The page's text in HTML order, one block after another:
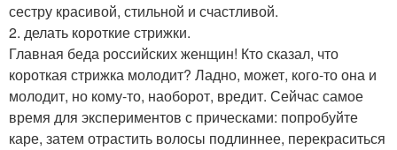
сестру красивой, стильной и счастливой.
2. делать короткие стрижки.
Главная беда российских женщин! Кто сказал, что
короткая стрижка молодит? Ладно, может, кого-то она и
молодит, но кому-то, наоборот, вредит. Сейчас самое
время для экспериментов с прическами: попробуйте
каре, затем отрастить волосы подлиннее, перекраситься